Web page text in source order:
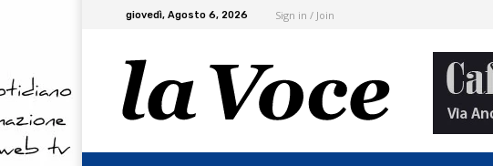
giovedì, Agosto 6, 2026 Sign in / Join